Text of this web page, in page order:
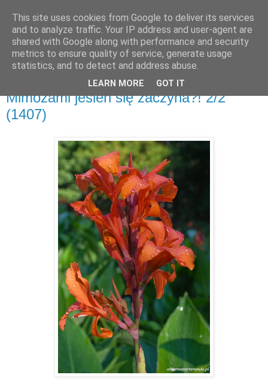
poniedziałek, 22 września 2014
Mimozami jesień się zaczyna?! 2/2
(1407)
This site uses cookies from Google to deliver its services
and to analyze traffic. Your IP address and user-agent are
shared with Google along with performance and security
metrics to ensure quality of service, generate usage
statistics, and to detect and address abuse.
LEARN MORE GOT IT